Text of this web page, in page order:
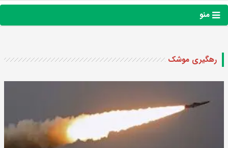
منو
رهگیری موشک